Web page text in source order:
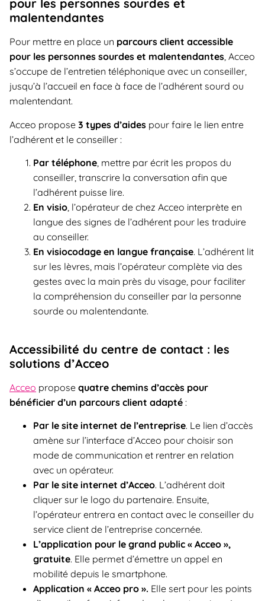
pour les personnes sourdes et
malentendantes
Pour mettre en place un parcours client accessible
pour les personnes sourdes et malentendantes, Acceo
s’occupe de l’entretien téléphonique avec un conseiller,
jusqu’à l’accueil en face à face de l’adhérent sourd ou
malentendant.
Acceo propose 3 types d’aides pour faire le lien entre
l’adhérent et le conseiller :
Par téléphone, mettre par écrit les propos du
conseiller, transcrire la conversation afin que
l’adhérent puisse lire.
En visio, l’opérateur de chez Acceo interprète en
langue des signes de l’adhérent pour les traduire
au conseiller.
En visiocodage en langue française. L’adhérent lit
sur les lèvres, mais l’opérateur complète via des
gestes avec la main près du visage, pour faciliter
la compréhension du conseiller par la personne
sourde ou malentendante.
Accessibilité du centre de contact : les
solutions d’Acceo
Acceo propose quatre chemins d’accès pour
bénéficier d’un parcours client adapté :
Par le site internet de l’entreprise. Le lien d’accès
amène sur l’interface d’Acceo pour choisir son
mode de communication et rentrer en relation
avec un opérateur.
Par le site internet d’Acceo. L’adhérent doit
cliquer sur le logo du partenaire. Ensuite,
l’opérateur entrera en contact avec le conseiller du
service client de l’entreprise concernée.
L’application pour le grand public « Acceo »,
gratuite. Elle permet d’émettre un appel en
mobilité depuis le smartphone.
Application « Acceo pro ». Elle sert pour les points